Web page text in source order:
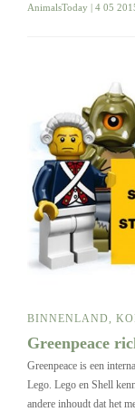
AnimalsToday | 4 05
BINNENLAND
Greenpeace
Greenpeace is een
Lego. Lego en Shell
andere inhoudt dat het